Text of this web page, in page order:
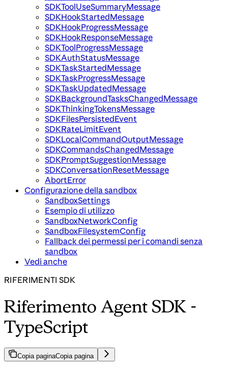
SDKToolUseSummaryMessage
SDKHookStartedMessage
SDKHookProgressMessage
SDKHookResponseMessage
SDKToolProgressMessage
SDKAuthStatusMessage
SDKTaskStartedMessage
SDKTaskProgressMessage
SDKTaskUpdatedMessage
SDKBackgroundTasksChangedMessage
SDKThinkingTokensMessage
SDKFilesPersistedEvent
SDKRateLimitEvent
SDKLocalCommandOutputMessage
SDKCommandsChangedMessage
SDKPromptSuggestionMessage
SDKConversationResetMessage
AbortError
Configurazione della sandbox
SandboxSettings
Esempio di utilizzo
SandboxNetworkConfig
SandboxFilesystemConfig
Fallback dei permessi per i comandi senza
sandbox
Vedi anche
RIFERIMENTI SDK
Riferimento Agent SDK -
TypeScript
Copia paginaCopia pagina